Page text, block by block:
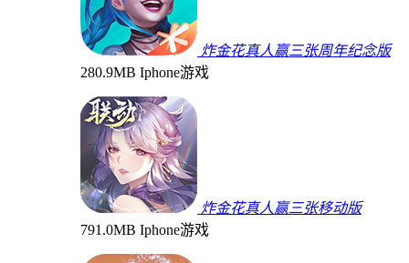
炸金花真人赢三张周年纪念版
280.9MB Iphone游戏
炸金花真人赢三张移动版
791.0MB Iphone游戏